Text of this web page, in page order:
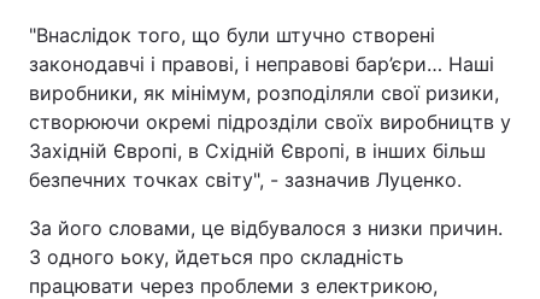
"Внаслідок того, що були штучно створені
законодавчі і правові, і неправові бар’єри… Наші
виробники, як мінімум, розподіляли свої ризики,
створюючи окремі підрозділи своїх виробництв у
Західній Європі, в Східній Європі, в інших більш
безпечних точках світу", - зазначив Луценко.
За його словами, це відбувалося з низки причин.
З одного ьоку, йдеться про складність
працювати через проблеми з електрикою,